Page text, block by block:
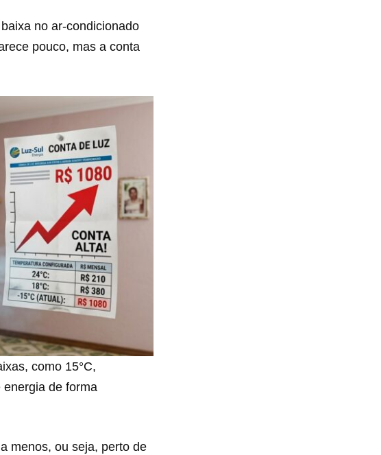
no ar-condicionado
pouco, mas a conta
como 15°C,
de forma
menos, ou seja, perto de